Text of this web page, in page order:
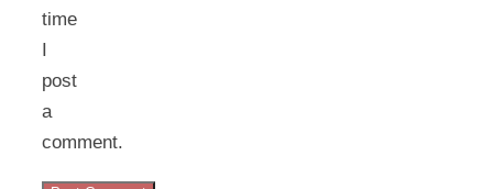
time
I
post
a
comment.